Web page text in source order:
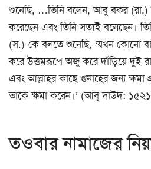
শুনেছি, …তিনি বলেন, আবু বকর (রা.)
করেছেন এবং তিনি সত্যই বলেছেন।
(স.)-কে বলতে শুনেছি, ‘যখন কোনো
করে উত্তমরূপে অজু করে দাঁড়িয়ে দুই
এবং আল্লাহর কাছে গুনাহের জন্য ক্ষমা
তাকে ক্ষমা করেন।’ (আবু দাউদ:
তওবার নামাজের